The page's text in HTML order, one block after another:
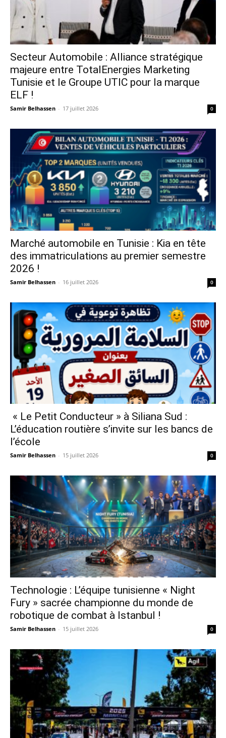
Secteur Automobile : Alliance stratégique
majeure entre TotalEnergies Marketing
Tunisie et le Groupe UTIC pour la marque
ELF !
Samir Belhassen - 17 juillet 2026 0
Marché automobile en Tunisie : Kia en tête
des immatriculations au premier semestre
2026 !
Samir Belhassen - 16 juillet 2026 0
« Le Petit Conducteur » à Siliana Sud :
L’éducation routière s’invite sur les bancs de
l’école
Samir Belhassen - 15 juillet 2026 0
Technologie : L’équipe tunisienne « Night
Fury » sacrée championne du monde de
robotique de combat à Istanbul !
Samir Belhassen - 15 juillet 2026 0